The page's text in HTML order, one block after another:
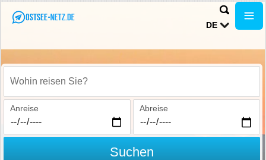
DE
Wohin reisen Sie?
Anreise Abreise
Suchen